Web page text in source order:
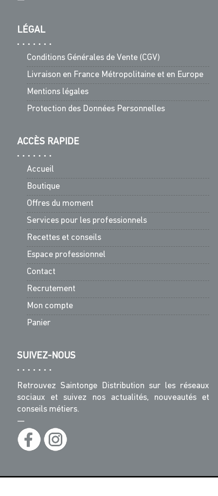
LÉGAL
Conditions Générales de Vente (CGV)
Livraison en France Métropolitaine et en Europe
Mentions légales
Protection des Données Personnelles
ACCÈS RAPIDE
Accueil
Boutique
Offres du moment
Services pour les professionnels
Recettes et conseils
Espace professionnel
Contact
Recrutement
Mon compte
Panier
SUIVEZ-NOUS
Retrouvez Saintonge Distribution sur les réseaux
sociaux et suivez nos actualités, nouveautés et
conseils métiers.
—